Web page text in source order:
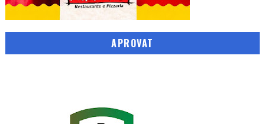
APROVAT